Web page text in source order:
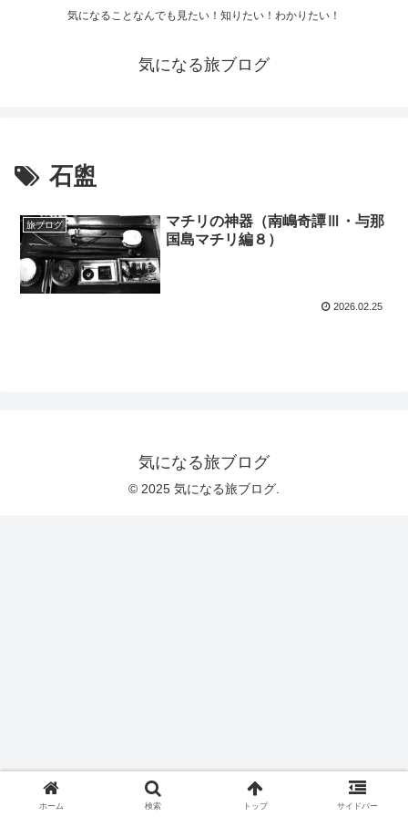
気になることなんでも見たい！知りたい！わかりたい！
気になる旅ブログ
石盥
旅ブログ
マチリの神器（南嶋奇譚Ⅲ・与那
国島マチリ編８）
2026.02.25
気になる旅ブログ
© 2025 気になる旅ブログ.
ホーム 検索 トップ サイドバー